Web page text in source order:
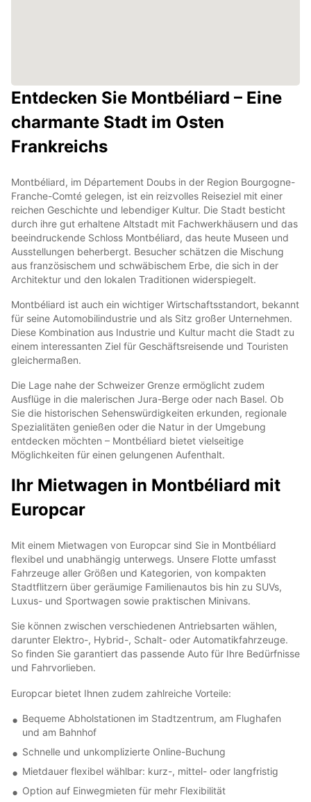
Entdecken Sie Montbéliard – Eine
charmante Stadt im Osten
Frankreichs
Montbéliard, im Département Doubs in der Region Bourgogne-
Franche-Comté gelegen, ist ein reizvolles Reiseziel mit einer
reichen Geschichte und lebendiger Kultur. Die Stadt besticht
durch ihre gut erhaltene Altstadt mit Fachwerkhäusern und das
beeindruckende Schloss Montbéliard, das heute Museen und
Ausstellungen beherbergt. Besucher schätzen die Mischung
aus französischem und schwäbischem Erbe, die sich in der
Architektur und den lokalen Traditionen widerspiegelt.
Montbéliard ist auch ein wichtiger Wirtschaftsstandort, bekannt
für seine Automobilindustrie und als Sitz großer Unternehmen.
Diese Kombination aus Industrie und Kultur macht die Stadt zu
einem interessanten Ziel für Geschäftsreisende und Touristen
gleichermaßen.
Die Lage nahe der Schweizer Grenze ermöglicht zudem
Ausflüge in die malerischen Jura-Berge oder nach Basel. Ob
Sie die historischen Sehenswürdigkeiten erkunden, regionale
Spezialitäten genießen oder die Natur in der Umgebung
entdecken möchten – Montbéliard bietet vielseitige
Möglichkeiten für einen gelungenen Aufenthalt.
Ihr Mietwagen in Montbéliard mit
Europcar
Mit einem Mietwagen von Europcar sind Sie in Montbéliard
flexibel und unabhängig unterwegs. Unsere Flotte umfasst
Fahrzeuge aller Größen und Kategorien, von kompakten
Stadtflitzern über geräumige Familienautos bis hin zu SUVs,
Luxus- und Sportwagen sowie praktischen Minivans.
Sie können zwischen verschiedenen Antriebsarten wählen,
darunter Elektro-, Hybrid-, Schalt- oder Automatikfahrzeuge.
So finden Sie garantiert das passende Auto für Ihre Bedürfnisse
und Fahrvorlieben.
Europcar bietet Ihnen zudem zahlreiche Vorteile:
Bequeme Abholstationen im Stadtzentrum, am Flughafen
und am Bahnhof
Schnelle und unkomplizierte Online-Buchung
Mietdauer flexibel wählbar: kurz-, mittel- oder langfristig
Option auf Einwegmieten für mehr Flexibilität